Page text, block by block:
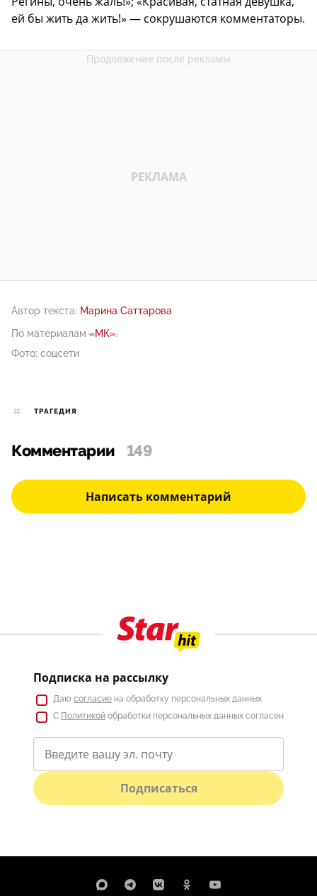
ей бы жить да жить!» — сокрушаются комментаторы.
Автор текста: Марина Саттарова
По материалам «МК».
Фото: соцсети
ТРАГЕДИЯ
Комментарии 149
Написать комментарий
Подписка на рассылку
Даю согласие на обработку персональных данных
С Политикой обработки персональных данных согласен
Подписаться